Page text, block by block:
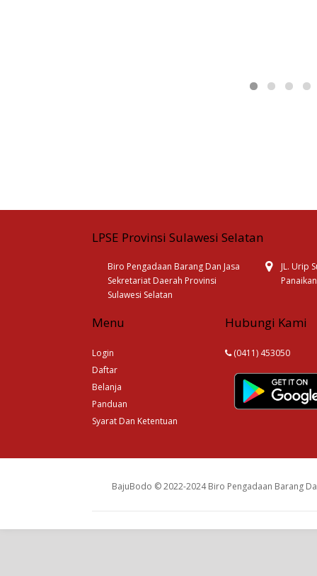
LPSE Provinsi Sulawesi Selatan
Biro Pengadaan Barang Dan Jasa
Sekretariat Daerah Provinsi
Sulawesi Selatan
JL. Urip
Menu
Login
Daftar
Belanja
Panduan
Syarat Dan Ketentuan
Hubungi Kami
(0411) 453050
BajuBodo © 2022-2024 Biro Pengadaan Barang